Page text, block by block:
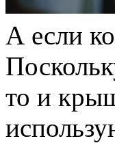
А если
то и